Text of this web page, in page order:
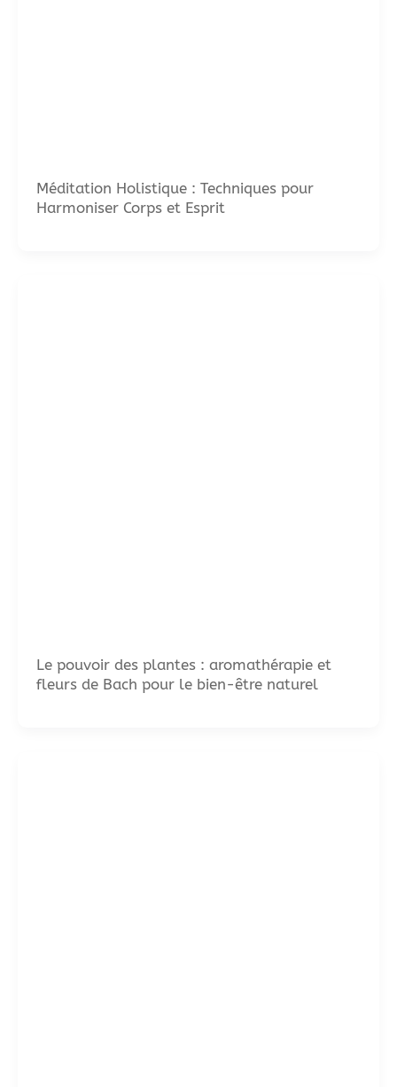
Méditation Holistique : Techniques pour
Harmoniser Corps et Esprit
Le pouvoir des plantes : aromathérapie et
fleurs de Bach pour le bien-être naturel